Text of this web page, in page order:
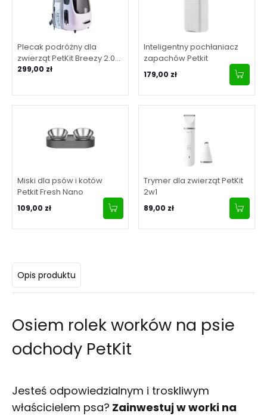
Plecak podróżny dla
zwierząt PetKit Breezy 2.0
(Różowy)
299,00 zł
Inteligentny pochłaniacz
zapachów Petkit
179,00 zł
Miski dla psów i kotów
Petkit Fresh Nano
109,00 zł
Trymer dla zwierząt PetKit
2w1
89,00 zł
Opis produktu
Osiem rolek worków na psie
odchody PetKit
Jesteś odpowiedzialnym i troskliwym
właścicielem psa? Zainwestuj w worki na